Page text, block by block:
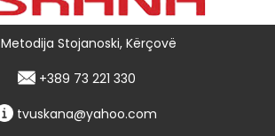
Metodija Stojanoski, Kërçovë
+389 73 221 330
tvuskana@yahoo.com